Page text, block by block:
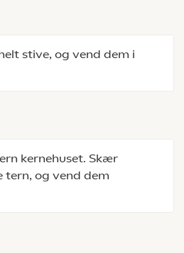
stive, og vend dem i
kernehuset. Skær
tern, og vend dem